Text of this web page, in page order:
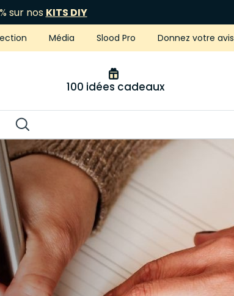
sur nos KITS DIY
Média Slood Pro Donnez votre avis
100 idées cadeaux